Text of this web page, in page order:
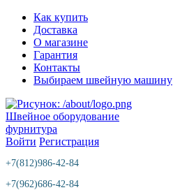
Как купить
Доставка
О магазине
Гарантия
Контакты
Выбираем швейную машину
Швейное оборудование
фурнитура
Войти Регистрация
+7(812)986-42-84
+7(962)686-42-84